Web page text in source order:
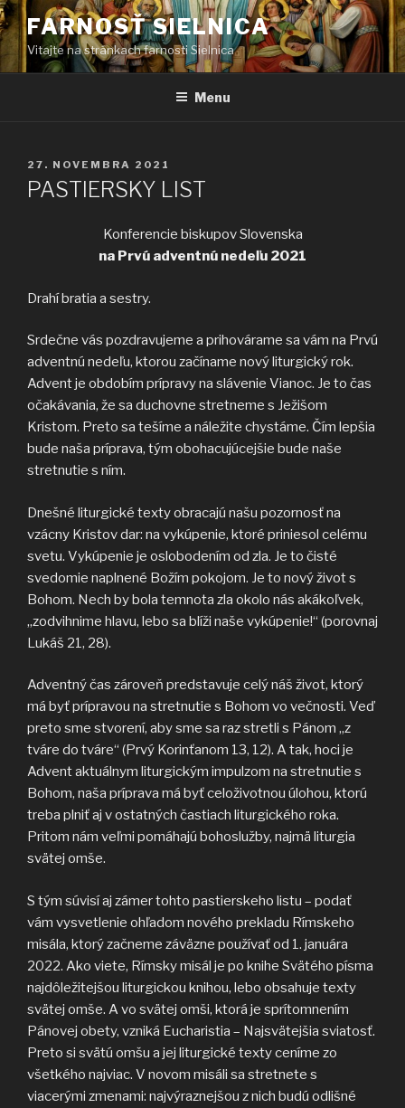
Prejsť
na
obsah
FARNOSŤ SIELNICA
Vitajte na stránkach farnosti Sielnica
Menu
PUBLIKOVANÉ
27. NOVEMBRA 2021
PASTIERSKY LIST
Konferencie biskupov Slovenska
na Prvú adventnú nedeľu 2021
Drahí bratia a sestry.
Srdečne vás pozdravujeme a prihovárame sa vám na Prvú
adventnú nedeľu, ktorou začíname nový liturgický rok.
Advent je obdobím prípravy na slávenie Vianoc. Je to čas
očakávania, že sa duchovne stretneme s Ježišom
Kristom. Preto sa tešíme a náležite chystáme. Čím lepšia
bude naša príprava, tým obohacujúcejšie bude naše
stretnutie s ním.
Dnešné liturgické texty obracajú našu pozornosť na
vzácny Kristov dar: na vykúpenie, ktoré priniesol celému
svetu. Vykúpenie je oslobodením od zla. Je to čisté
svedomie naplnené Božím pokojom. Je to nový život s
Bohom. Nech by bola temnota zla okolo nás akákoľvek,
„zodvihnime hlavu, lebo sa blíži naše vykúpenie!“ (porovnaj
Lukáš 21, 28).
Adventný čas zároveň predstavuje celý náš život, ktorý
má byť prípravou na stretnutie s Bohom vo večnosti. Veď
preto sme stvorení, aby sme sa raz stretli s Pánom „z
tváre do tváre“ (Prvý Korinťanom 13, 12). A tak, hoci je
Advent aktuálnym liturgickým impulzom na stretnutie s
Bohom, naša príprava má byť celoživotnou úlohou, ktorú
treba plniť aj v ostatných častiach liturgického roka.
Pritom nám veľmi pomáhajú bohoslužby, najmä liturgia
svätej omše.
S tým súvisí aj zámer tohto pastierskeho listu – podať
vám vysvetlenie ohľadom nového prekladu Rímskeho
misála, ktorý začneme záväzne používať od 1. januára
2022. Ako viete, Rímsky misál je po knihe Svätého písma
najdôležitejšou liturgickou knihou, lebo obsahuje texty
svätej omše. A vo svätej omši, ktorá je sprítomnením
Pánovej obety, vzniká Eucharistia – Najsvätejšia sviatosť.
Preto si svätú omšu a jej liturgické texty ceníme zo
všetkého najviac. V novom misáli sa stretnete s
viacerými zmenami: najvýraznejšou z nich budú odlišné